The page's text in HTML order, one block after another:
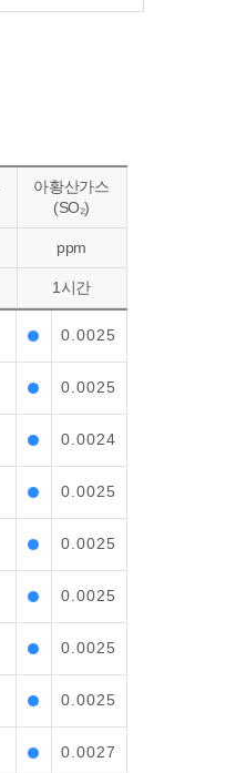
아황산가스
(SO₂)
ppm
1시간
0.0025
0.0025
0.0024
0.0025
0.0025
0.0025
0.0025
0.0025
0.0027